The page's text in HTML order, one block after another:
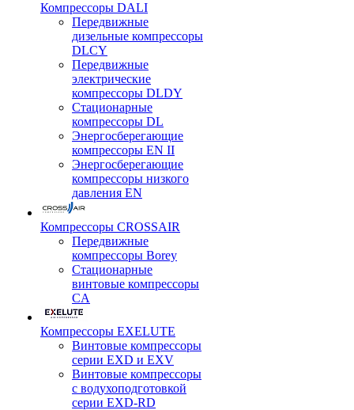
Компрессоры DALI
Передвижные
дизельные компрессоры
DLCY
Передвижные
электрические
компрессоры DLDY
Стационарные
компрессоры DL
Энергосберегающие
компрессоры EN II
Энергосберегающие
компрессоры низкого
давления EN
Компрессоры CROSSAIR
Передвижные
компрессоры Borey
Стационарные
винтовые компрессоры
CA
Компрессоры EXELUTE
Винтовые компрессоры
серии EXD и EXV
Винтовые компрессоры
с водухоподготовкой
серии EXD-RD